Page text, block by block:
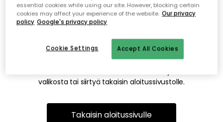
etsimääsi sivua
Tämä voi johtua siitä, että sivua ei enää ole tai siitä, että se
on siirretty muualle. Pahoittelemme tästä mahdollisesti
valikosta tai siirtyä takaisin aloitussivustolle.
Takaisin aloitussivulle
essential cookies while using our site. However, blocking certain
cookies may affect your experience of the website. Our privacy
policy Google's privacy policy
Accept All Cookies
Cookie Settings